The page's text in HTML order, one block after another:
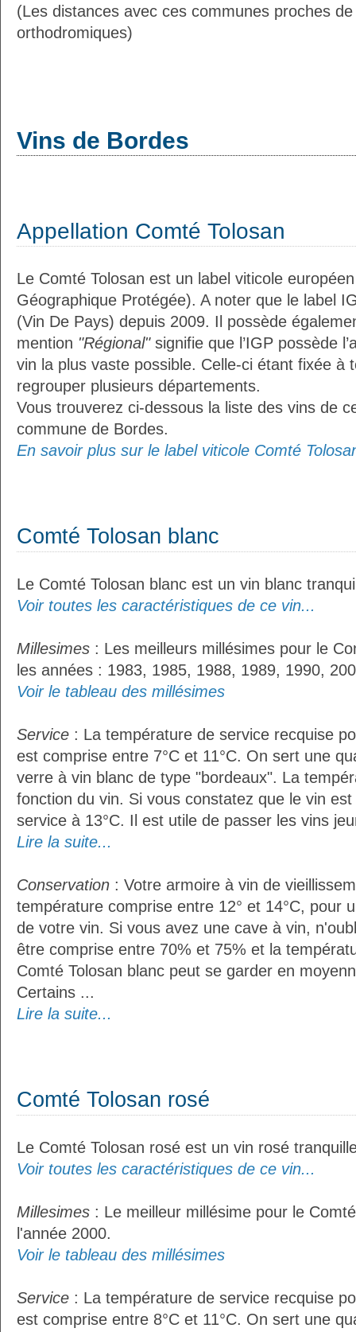
(Les distances avec ces communes proches
orthodromiques)
Vins de Bordes
Appellation Comté Tolosan
Le Comté Tolosan est un label viticole
Géographique Protégée). A noter que le label
(Vin De Pays) depuis 2009. Il possède
mention "Régional"signifie que l’IGP possède
vin la plus vaste possible. Celle-ci étant fixée à
regrouper plusieurs départements.
Vous trouverez ci-dessous la liste des vins de
commune de Bordes.
En savoir plus sur le label viticole Comté
Comté Tolosan blanc
Le Comté Tolosan blanc est un vin blanc
Voir toutes les caractéristiques de ce vin...
Millesimes : Les meilleurs millésimes pour le
les années : 1983, 1985, 1988, 1989, 1990,
Voir le tableau des millésimes
Service : La température de service recquise
est comprise entre 7°C et 11°C. On sert une
verre à vin blanc de type "bordeaux". La
fonction du vin. Si vous constatez que le vin
service à 13°C. Il est utile de passer les vins
Lire la suite...
Conservation : Votre armoire à vin de
température comprise entre 12° et 14°C, pour
de votre vin. Si vous avez une cave à vin,
être comprise entre 70% et 75% et la
Comté Tolosan blanc peut se garder en
Certains ...
Lire la suite...
Comté Tolosan rosé
Le Comté Tolosan rosé est un vin rosé
Voir toutes les caractéristiques de ce vin...
Millesimes : Le meilleur millésime pour le
l'année 2000.
Voir le tableau des millésimes
Service : La température de service recquise
est comprise entre 8°C et 11°C. On sert une